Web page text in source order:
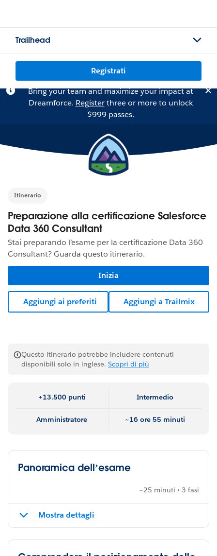
Trailhead
Registrati
Bring your team and maximize your impact at
Dreamforce. Registerthree or more to unlock
$999 passes.
Itinerario
Preparazione alla certificazione Salesforce
Data 360 Consultant
Stai preparando l’esame per la certificazione Data 360
Consultant? Guarda questo itinerario.
Inizia
Aggiungi ai preferiti Aggiungi a Trailmix
Questo itinerario potrebbe includere contenuti
disponibili solo in inglese. Scopri di più
+13.500 punti Intermedio
Amministratore ~16 ore 55 minuti
Panoramica dell’esame
~25 minuti • 3 fasi
Mostra dettagli